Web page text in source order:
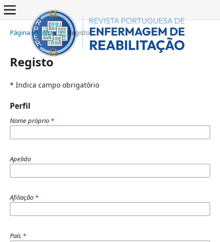
Página de Início / Registo
Registo
* Indica campo obrigatório
Perfil
Nome próprio *
Apelido
Afiliação *
País *